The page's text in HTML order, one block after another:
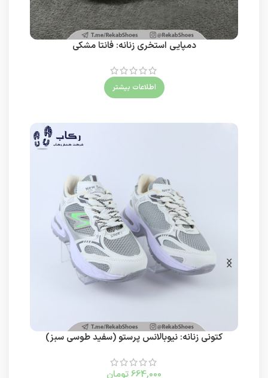
دمپایی استخری زنانه: فانتا مشکی
اطلاعات بیشتر
کتونی زنانه: نیوبالانس پرستو (سفید طوسی سبز)
664,000تومان